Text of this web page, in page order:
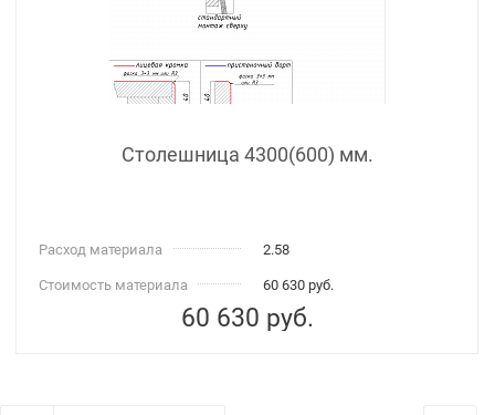
Столешница 4300(600) мм.
Расход материала 2.58
Стоимость материала 60 630 руб.
60 630 руб.